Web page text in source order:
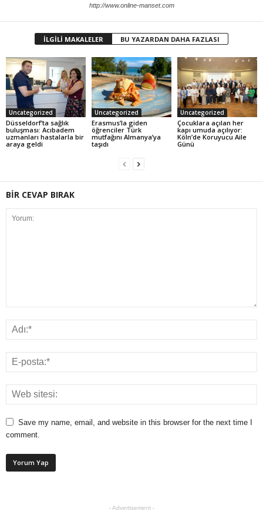
http://www.online-manset.com
İLGİLİ MAKALELER BU YAZARDAN DAHA FAZLASI
Uncategorized
Düsseldorf’ta sağlık
buluşması: Acıbadem
uzmanları hastalarla bir
araya geldi
Uncategorized
Erasmus’la giden
öğrenciler Türk
mutfağını Almanya’ya
taşıdı
Uncategorized
Çocuklara açılan her
kapı umuda açılıyor:
Köln’de Koruyucu Aile
Günü
BİR CEVAP BIRAK
Save my name, email, and website in this browser for the next time I
comment.
- Advertisement -